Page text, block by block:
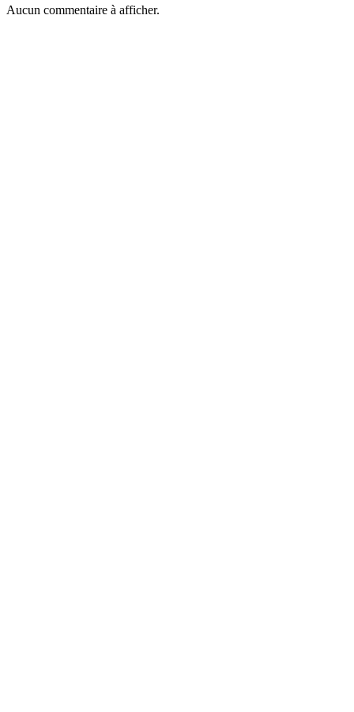
Aucun commentaire à afficher.